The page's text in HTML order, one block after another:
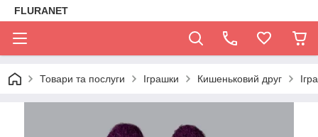
FLURANET
Товари та послуги Іграшки Кишеньковий друг